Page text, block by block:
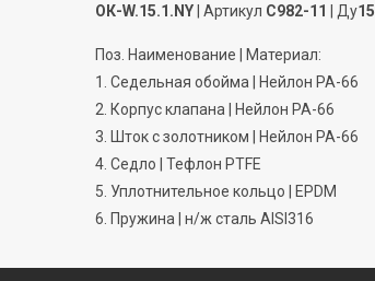
ОК-W.15.1.NY | Артикул C982-11 | Ду15
Поз. Наименование | Материал:
1. Седельная обойма | Нейлон РА-66
2. Корпус клапана | Нейлон РА-66
3. Шток с золотником | Нейлон РА-66
4. Седло | Тефлон PTFE
5. Уплотнительное кольцо | EPDM
6. Пружина | н/ж сталь AISI316